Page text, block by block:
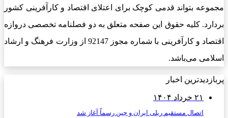
مجموعه بتواند قدمی کوچک برای اعتلای اقتصاد و کارآفرینی کشور
بردارد. کلیه حقوق این صفحه متعلق به دو فصلنامه تخصصی دروازه
اقتصاد و کارآفرینی با شماره مجوز 92147 از وزارت فرهنگ و ارشاد
اسلامی می‌باشد.
پربازدیدترین اخبار
۲۱ خرداد ۱۴۰۴
اتصال مستقیم ریلی ایران و چین رسماً آغاز شد